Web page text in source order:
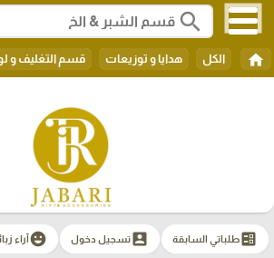
search
home الكل هدايا و توزيعات قسم التغليف و
ballotطلباتي السابقة account_boxتسجيل دخول emoji_emotionsآراء